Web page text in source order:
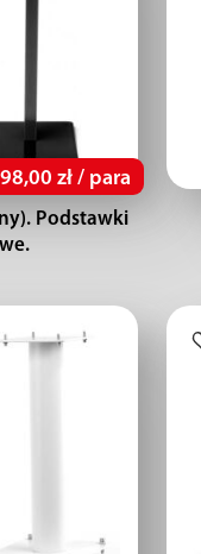
zł / para
Podstawki